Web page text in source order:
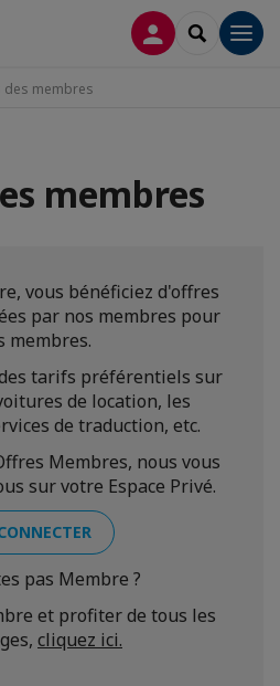
CONNEXION
des membres
membres
vous bénéficiez d'offres
par nos membres pour
membres.
tarifs préférentiels sur
de location, les
de traduction, etc.
Membres, nous vous
sur votre Espace Privé.
pas Membre ?
et profiter de tous les
cliquez ici.